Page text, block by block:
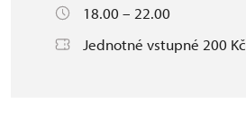
18.00 – 22.00
Jednotné vstupné 200 Kč